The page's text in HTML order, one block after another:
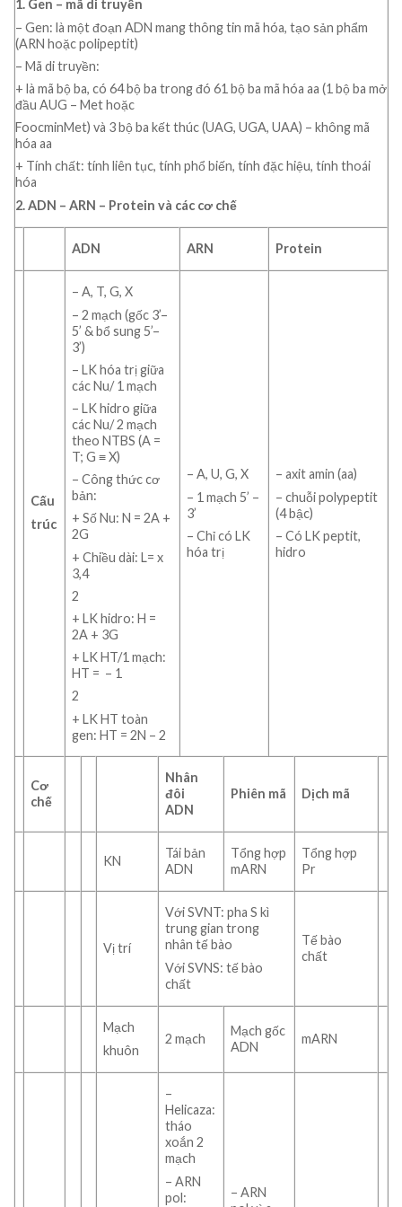
1. Gen – mã di truyền
– Gen: là một đoạn ADN mang thông tin mã hóa, tạo sản phẩm
(ARN hoặc polipeptit)
– Mã di truyền:
+ là mã bộ ba, có 64 bộ ba trong đó 61 bộ ba mã hóa aa (1 bộ ba mở
đầu AUG – Met hoặc
FoocminMet) và 3 bộ ba kết thúc (UAG, UGA, UAA) – không mã
hóa aa
+ Tính chất: tính liên tục, tính phổ biến, tính đặc hiệu, tính thoái
hóa
2. ADN – ARN – Protein và các cơ chế
ADN ARN Protein
Cấu
trúc
– A, T, G, X
– 2 mạch (gốc 3’–
5’ & bổ sung 5’–
3’)
– LK hóa trị giữa
các Nu/ 1 mạch
– LK hidro giữa
các Nu/ 2 mạch
theo NTBS (A =
T; G ≡ X)
– Công thức cơ
bản:
+ Số Nu: N = 2A +
2G
+ Chiều dài: L= x
3,4
2
+ LK hidro: H =
2A + 3G
+ LK HT/1 mạch:
HT = – 1
2
+ LK HT toàn
gen: HT = 2N – 2
– A, U, G, X
– 1 mạch 5’ –
3’
– Chỉ có LK
hóa trị
– axit amin (aa)
– chuỗi polypeptit
(4 bậc)
– Có LK peptit,
hidro
Cơ
chế
Nhân
đôi
ADN
Phiên mã Dịch mã
KN
Tái bản
ADN
Tổng hợp
mARN
Tổng hợp
Pr
Vị trí
Với SVNT: pha S kì
trung gian trong
nhân tế bào
Với SVNS: tế bào
chất
Tế bào
chất
Mạch
khuôn
2 mạch
Mạch gốc
ADN
mARN
–
Helicaza:
tháo
xoắn 2
mạch
– ARN
pol:
– ARN